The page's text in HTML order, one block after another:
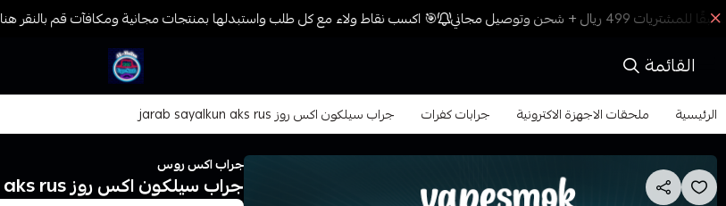
🎯 اكسب نقاط ولاء مع كل طلب واستبدلها بمنتجات مجانية ومكافآت قم بالنقر هناء
القائمة فيب المدينة
الرئيسية ملحقات الاجهزة الاكترونية جرابات كفرات جراب سيلكون اكس روز jarab sayalkun aks rus
جراب اكس روس
جراب سيلكون اكس روز jarab sayalkun aks rus